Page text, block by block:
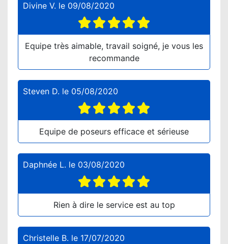
Divine V. le 09/08/2020
Equipe très aimable, travail soigné, je vous les
recommande
Steven D. le 05/08/2020
Equipe de poseurs efficace et sérieuse
Daphnée L. le 03/08/2020
Rien à dire le service est au top
Christelle B. le 17/07/2020